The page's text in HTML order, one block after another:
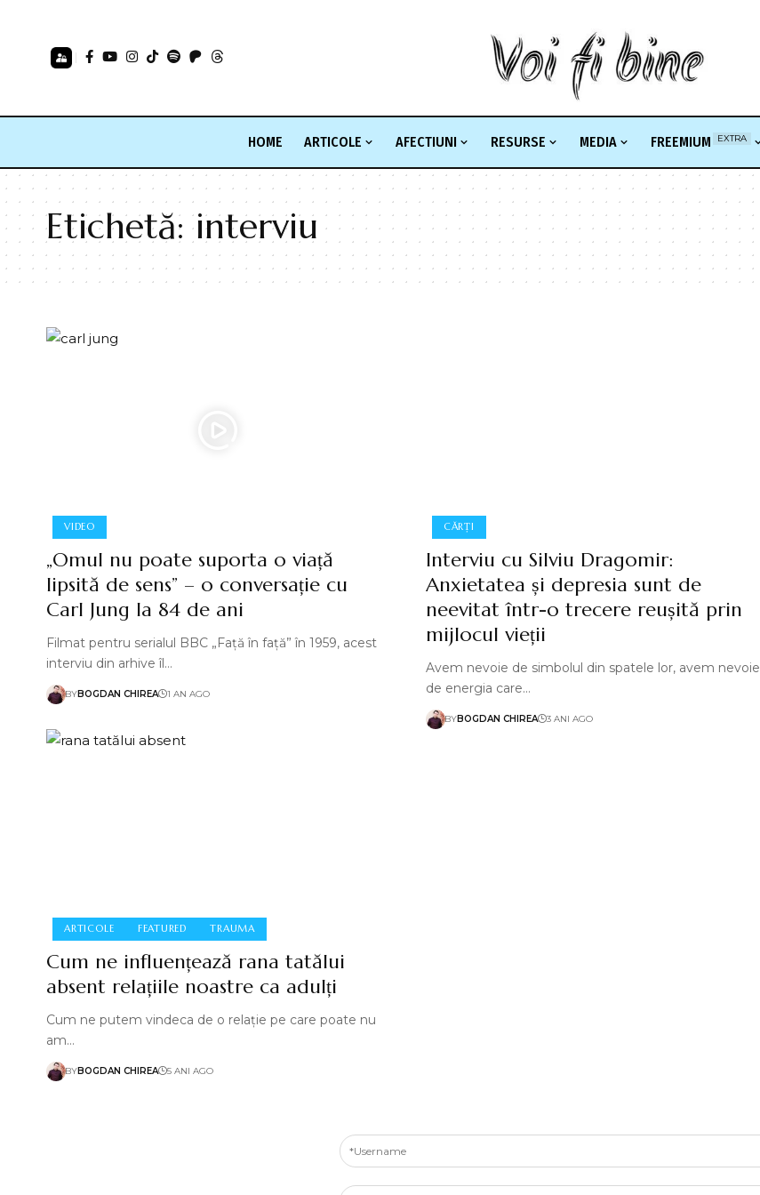
HOME ARTICOLE AFECTIUNI RESURSE MEDIA FREEMIUM EXTRA
Etichetă:interviu
VIDEO
„Omul nu poate suporta o viață
lipsită de sens” – o conversație cu
Carl Jung la 84 de ani
Filmat pentru serialul BBC „Față în față” în 1959, acest
interviu din arhive îl…
BYBOGDAN CHIREA 1 AN AGO
CĂRȚI
Interviu cu Silviu Dragomir:
Anxietatea și depresia sunt de
neevitat într-o trecere reușită prin
mijlocul vieții
Avem nevoie de simbolul din spatele lor, avem nevoie
de energia care…
BYBOGDAN CHIREA 3 ANI AGO
ARTICOLE FEATURED TRAUMA
Cum ne influențează rana tatălui
absent relațiile noastre ca adulți
Cum ne putem vindeca de o relație pe care poate nu
am…
BYBOGDAN CHIREA 5 ANI AGO